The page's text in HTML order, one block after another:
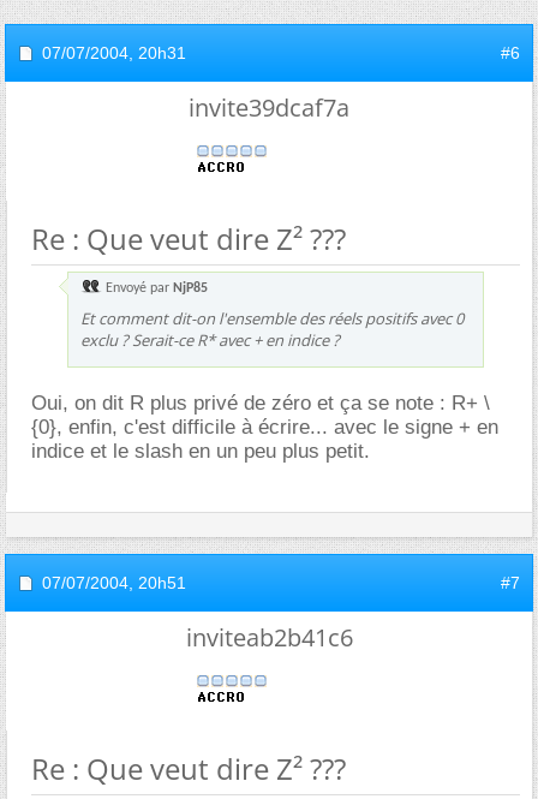
07/07/2004, 20h31 #6
invite39dcaf7a
Re : Que veut dire Z² ???
Envoyé par NjP85
Et comment dit-on l'ensemble des réels positifs avec 0
exclu ? Serait-ce R* avec + en indice ?
Oui, on dit R plus privé de zéro et ça se note : R+ \
{0}, enfin, c'est difficile à écrire... avec le signe + en
indice et le slash en un peu plus petit.
07/07/2004, 20h51 #7
inviteab2b41c6
Re : Que veut dire Z² ???